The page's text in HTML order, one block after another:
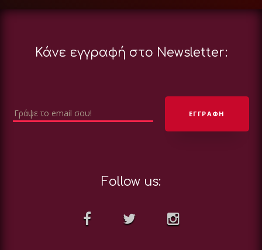
Κάνε εγγραφή στο Newsletter:
Follow us: